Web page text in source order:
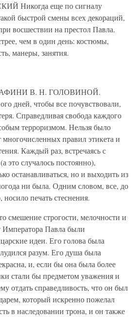
Никогда еще по сигналу
быстрой смены всех декораций,
восшествии на престол Павла.
чем в один день: костюмы,
манеры, занятия.
В. Н. ГОЛОВИНОЙ.
дней, чтобы все почувствовали,
Справедливая свобода каждого
терроризмом. Нельзя было
правил этикета и
Каждый раз, встречаясь с
это случалось постоянно),
останавливаться, но и выходить из
ни была. Одним словом, все, до
печать стеснения.
смешение строгости, мелочности и
Императора Павла были
идеи. Его голова была
разум. Его душа была
и, если бы она была более
стали бы предметом уважения и
отдать справедливость, что он был
который искренно пожелал
в наследовании трона, и он также